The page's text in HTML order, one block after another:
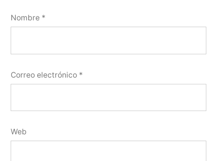
Nombre *
Correo electrónico *
Web